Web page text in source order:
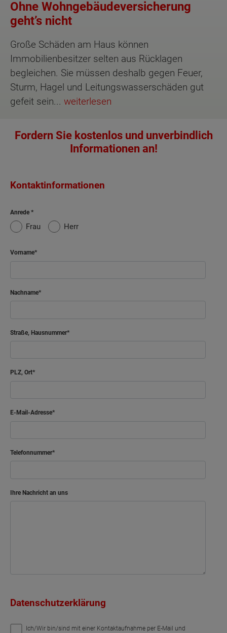
Ohne Wohngebäudeversicherung
geht’s nicht
Große Schäden am Haus können
Immobilienbesitzer selten aus Rücklagen
begleichen. Sie müssen deshalb gegen Feuer,
Sturm, Hagel und Leitungswasserschäden gut
gefeit sein... weiterlesen
Fordern Sie kostenlos und unverbindlich
Informationen an!
Kontaktinformationen
Anrede
Frau Herr
Vorname
Nachname
Straße, Hausnummer
PLZ, Ort
E-Mail-Adresse
Telefonnummer
Ihre Nachricht an uns
Datenschutzerklärung
Ich/Wir bin/sind mit einer Kontaktaufnahme per E-Mail und